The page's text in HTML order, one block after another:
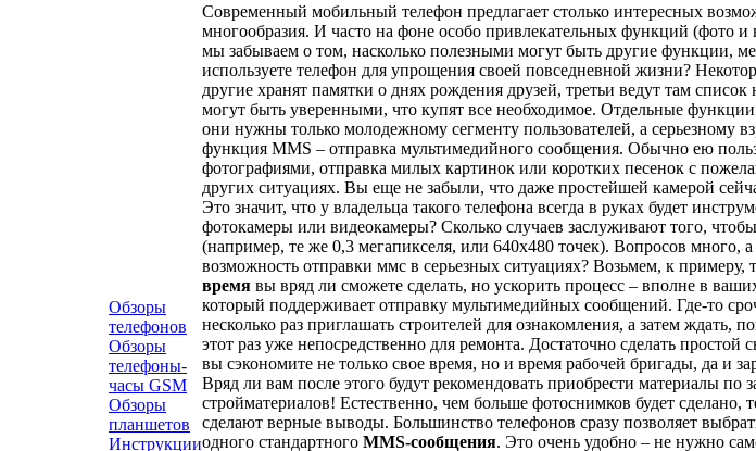
Обзоры
телефонов
Обзоры
телефоны-
часы GSM
Обзоры
планшетов
Инструкции
Современный мобильный телефон предлагает столько интересных
многообразия. И часто на фоне особо привлекательных функций (фото
мы забываем о том, насколько полезными могут быть другие функции,
используете телефон для упрощения своей повседневной жизни?
другие хранят памятки о днях рождения друзей, третьи ведут там
могут быть уверенными, что купят все необходимое. Отдельные функции
они нужны только молодежному сегменту пользователей, а серьезному
функция MMS – отправка мультимедийного сообщения. Обычно ею
фотографиями, отправка милых картинок или коротких песенок с
других ситуациях. Вы еще не забыли, что даже простейшей камерой
Это значит, что у владельца такого телефона всегда в руках будет
фотокамеры или видеокамеры? Сколько случаев заслуживают того,
(например, те же 0,3 мегапикселя, или 640х480 точек). Вопросов много,
возможность отправки ммс в серьезных ситуациях? Возьмем, к примеру,
время вы вряд ли сможете сделать, но ускорить процесс – вполне в
который поддерживает отправку мультимедийных сообщений. Где-то
несколько раз приглашать строителей для ознакомления, а затем
этот раз уже непосредственно для ремонта. Достаточно сделать
вы сэкономите не только свое время, но и время рабочей бригады, да и
Вряд ли вам после этого будут рекомендовать приобрести материалы
стройматериалов! Естественно, чем больше фотоснимков будет
сделают верные выводы. Большинство телефонов сразу позволяет
одного стандартного MMS-сообщения. Это очень удобно – не нужно